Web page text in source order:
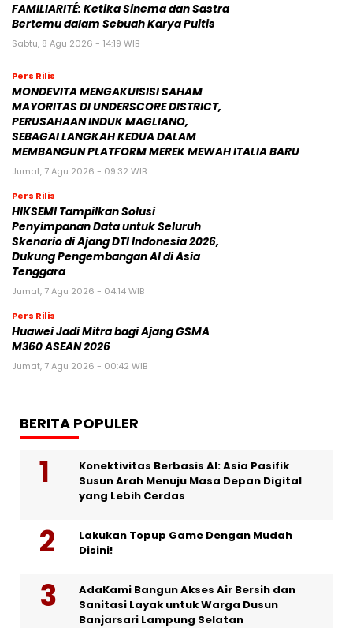
FAMILIARITÉ: Ketika Sinema dan Sastra
Bertemu dalam Sebuah Karya Puitis
Sabtu, 8 Agu 2026 - 14:19 WIB
Pers Rilis
MONDEVITA MENGAKUISISI SAHAM
MAYORITAS DI UNDERSCORE DISTRICT,
PERUSAHAAN INDUK MAGLIANO,
SEBAGAI LANGKAH KEDUA DALAM
MEMBANGUN PLATFORM MEREK MEWAH ITALIA BARU
Jumat, 7 Agu 2026 - 09:32 WIB
Pers Rilis
HIKSEMI Tampilkan Solusi
Penyimpanan Data untuk Seluruh
Skenario di Ajang DTI Indonesia 2026,
Dukung Pengembangan AI di Asia
Tenggara
Jumat, 7 Agu 2026 - 04:14 WIB
Pers Rilis
Huawei Jadi Mitra bagi Ajang GSMA
M360 ASEAN 2026
Jumat, 7 Agu 2026 - 00:42 WIB
BERITA POPULER
Konektivitas Berbasis AI: Asia Pasifik
Susun Arah Menuju Masa Depan Digital
yang Lebih Cerdas
Lakukan Topup Game Dengan Mudah
Disini!
AdaKami Bangun Akses Air Bersih dan
Sanitasi Layak untuk Warga Dusun
Banjarsari Lampung Selatan